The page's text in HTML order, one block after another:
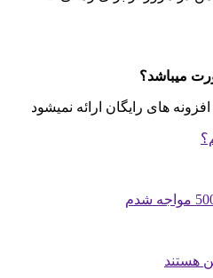
021-78372
021-78372
میباشد؟
های رایگان ارائه نمیشود
هستند